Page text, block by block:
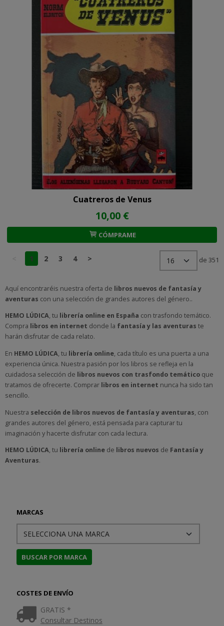
MARCAS
COSTES DE ENVÍO
GRATIS *
Consultar Destinos
Cuatreros de Venus
10,00 €
CÓMPRAME
1 2 3 4 > de 351
Aquí encontraréis nuestra oferta de libros nuevos de fantasía y
aventuras con una selección de grandes autores del género..
HEMO LÚDICA, tu librería online en España con trasfondo temático.
Compra libros en internet donde la fantasía y las aventuras te
harán disfrutar de cada relato.
En HEMO LÚDICA, tu librería online, cada título es una puerta a una
experiencia única. Nuestra pasión por los libros se refleja en la
cuidadosa selección de libros nuevos con trasfondo temático que
tratamos de ofrecerte. Comprar libros en internet nunca ha sido tan
sencillo.
Nuestra selección de libros nuevos de fantasía y aventuras, con
grandes autores del género, está pensada para capturar tu
imaginación y hacerte disfrutar con cada lectura.
HEMO LÚDICA, tu librería online de libros nuevos de Fantasía y
Aventuras.